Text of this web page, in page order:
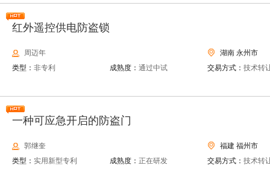
红外遥控供电防盗锁
周迈年
湖南 永州市
类型： 非专利 成熟度： 通过中试 交易方式： 技术转
一种可应急开启的防盗门
郭继奎
福建 福州市
类型： 实用新型专利 成熟度： 正在研发 交易方式： 技术转